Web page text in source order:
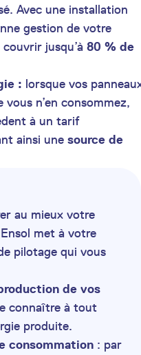
Avec une installation
gestion de votre
jusqu’à 80 % de
: lorsque vos
vous n’en consommez,
à un tarif
ainsi une source de
au mieux votre
met à votre
pilotage qui vous
de vos
connaître à tout
produite.
consommation : par